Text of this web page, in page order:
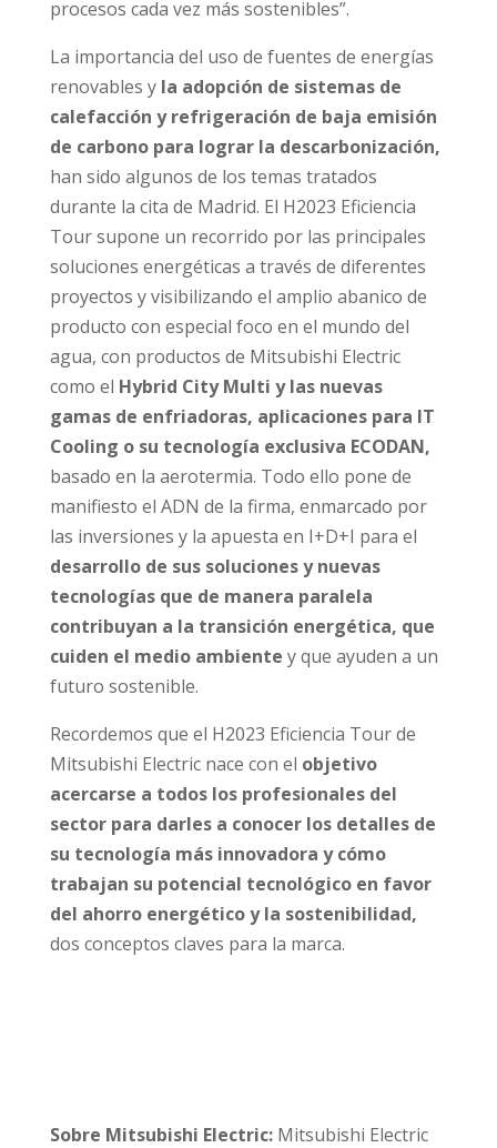
procesos cada vez más sostenibles”.
La importancia del uso de fuentes de energías
renovables y la adopción de sistemas de
calefacción y refrigeración de baja emisión
de carbono para lograr la descarbonización,
han sido algunos de los temas tratados
durante la cita de Madrid. El H2023 Eficiencia
Tour supone un recorrido por las principales
soluciones energéticas a través de diferentes
proyectos y visibilizando el amplio abanico de
producto con especial foco en el mundo del
agua, con productos de Mitsubishi Electric
como el Hybrid City Multi y las nuevas
gamas de enfriadoras, aplicaciones para IT
Cooling o su tecnología exclusiva ECODAN,
basado en la aerotermia. Todo ello pone de
manifiesto el ADN de la firma, enmarcado por
las inversiones y la apuesta en I+D+I para el
desarrollo de sus soluciones y nuevas
tecnologías que de manera paralela
contribuyan a la transición energética, que
cuiden el medio ambiente y que ayuden a un
futuro sostenible.
Recordemos que el H2023 Eficiencia Tour de
Mitsubishi Electric nace con el objetivo
acercarse a todos los profesionales del
sector para darles a conocer los detalles de
su tecnología más innovadora y cómo
trabajan su potencial tecnológico en favor
del ahorro energético y la sostenibilidad,
dos conceptos claves para la marca.
Sobre Mitsubishi Electric: Mitsubishi Electric